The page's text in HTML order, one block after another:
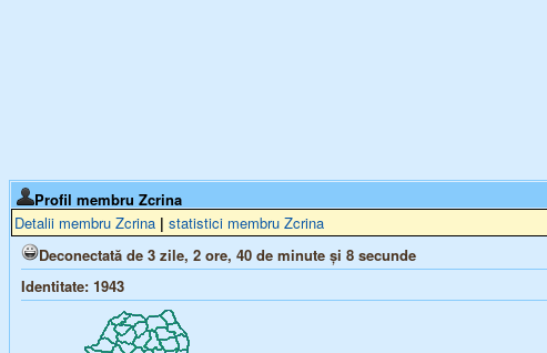
Profil membru Zcrina
Detalii membru Zcrina | statistici membru Zcrina
Deconectată de 3 zile, 2 ore, 40 de minute și 8 secunde
Identitate: 1943